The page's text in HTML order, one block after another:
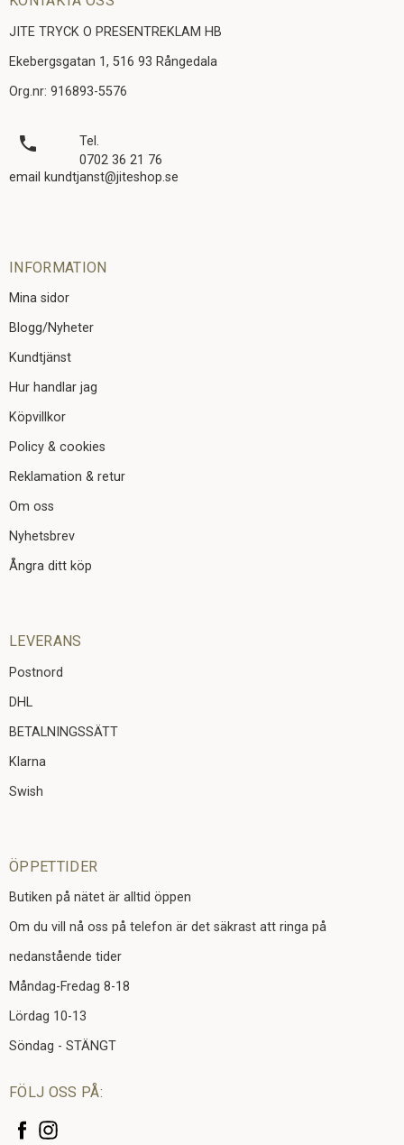
JITE TRYCK O PRESENTREKLAM HB
Ekebergsgatan 1, 516 93 Rångedala
Org.nr: 916893-5576
local_phone
Tel.
0702 36 21 76
email kundtjanst@jiteshop.se
INFORMATION
Mina sidor
Blogg/Nyheter
Kundtjänst
Hur handlar jag
Köpvillkor
Policy & cookies
Reklamation & retur
Om oss
Nyhetsbrev
Ångra ditt köp
LEVERANS
Postnord
DHL
BETALNINGSSÄTT
Klarna
Swish
ÖPPETTIDER
Butiken på nätet är alltid öppen
Om du vill nå oss på telefon är det säkrast att ringa på
nedanstående tider
Måndag-Fredag 8-18
Lördag 10-13
Söndag - STÄNGT
FÖLJ OSS PÅ: